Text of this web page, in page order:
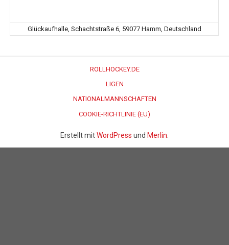
Glückaufhalle, Schachtstraße 6, 59077 Hamm, Deutschland
ROLLHOCKEY.DE
LIGEN
NATIONALMANNSCHAFTEN
COOKIE-RICHTLINIE (EU)
Erstellt mitWordPress und Merlin